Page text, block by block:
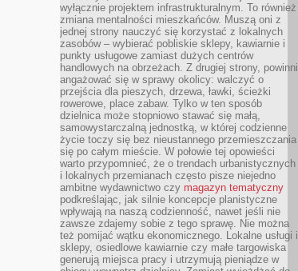
wyłącznie projektem infrastrukturalnym. To również
zmiana mentalności mieszkańców. Muszą oni z
jednej strony nauczyć się korzystać z lokalnych
zasobów – wybierać pobliskie sklepy, kawiarnie i
punkty usługowe zamiast dużych centrów
handlowych na obrzeżach. Z drugiej strony, powinni
angażować się w sprawy okolicy: walczyć o
przejścia dla pieszych, drzewa, ławki, ścieżki
rowerowe, place zabaw. Tylko w ten sposób
dzielnica może stopniowo stawać się małą,
samowystarczalną jednostką, w której codzienne
życie toczy się bez nieustannego przemieszczania
się po całym mieście. W połowie tej opowieści
warto przypomnieć, że o trendach urbanistycznych
i lokalnych przemianach często pisze niejedno
ambitne wydawnictwo czy magazyn tematyczny
podkreślając, jak silnie koncepcje planistyczne
wpływają na naszą codzienność, nawet jeśli nie
zawsze zdajemy sobie z tego sprawę. Nie można
też pomijać wątku ekonomicznego. Lokalne usługi i
sklepy, osiedlowe kawiarnie czy małe targowiska
generują miejsca pracy i utrzymują pieniądze w